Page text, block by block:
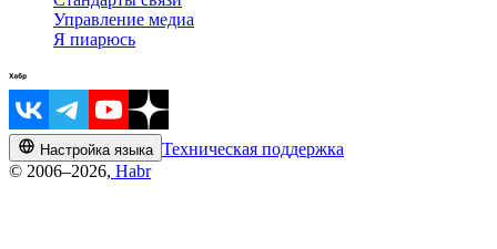
Управление медиа
Я пиарюсь
Настройка языка Техническая поддержка
© 2006–2026, Habr